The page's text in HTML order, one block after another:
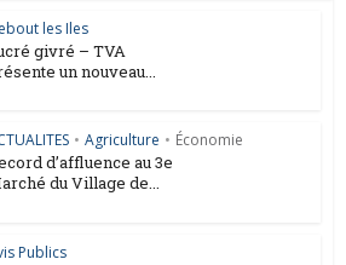
les Iles
givré – TVA
un nouveau...
• Agriculture • Économie
d’affluence au 3e
du Village de...
Publics